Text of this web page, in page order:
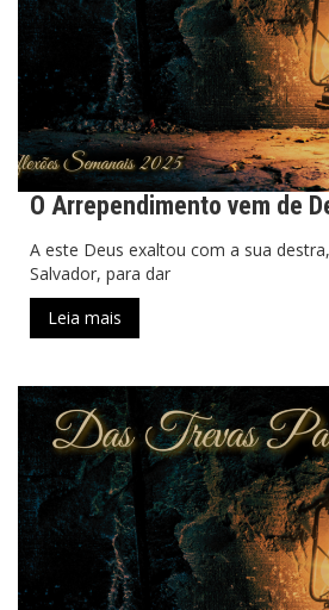
O Arrependimento vem de
A este Deus exaltou com a sua
Salvador, para dar
Leia mais